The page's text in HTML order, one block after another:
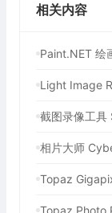
相关内容